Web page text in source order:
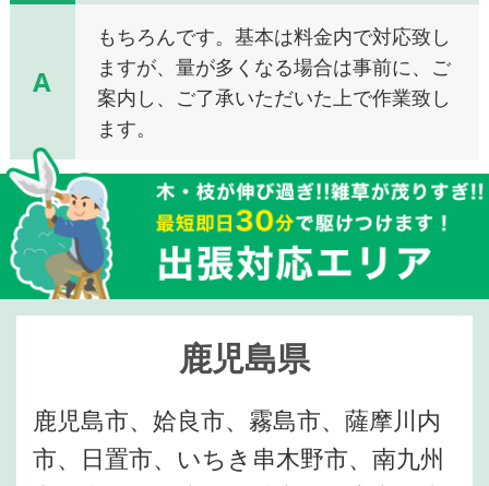
A
もちろんです。基本は料金内で対応致し
ますが、量が多くなる場合は事前に、ご
案内し、ご了承いただいた上で作業致し
ます。
鹿児島県
鹿児島市、姶良市、霧島市、薩摩川内
市、日置市、いちき串木野市、南九州